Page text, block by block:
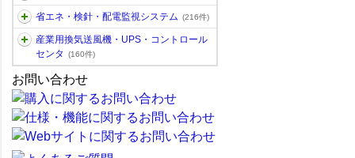
省エネ・検針・配電監視システム (216件)
産業用換気送風機・UPS・コントロール
センタ
(160件)
お問い合わせ